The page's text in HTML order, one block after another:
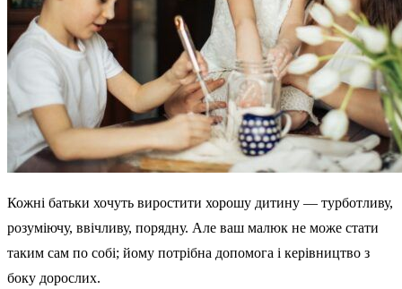
Кожні батьки хочуть виростити хорошу дитину — турботливу,
розуміючу, ввічливу, порядну. Але ваш малюк не може стати
таким сам по собі; йому потрібна допомога і керівництво з
боку дорослих.